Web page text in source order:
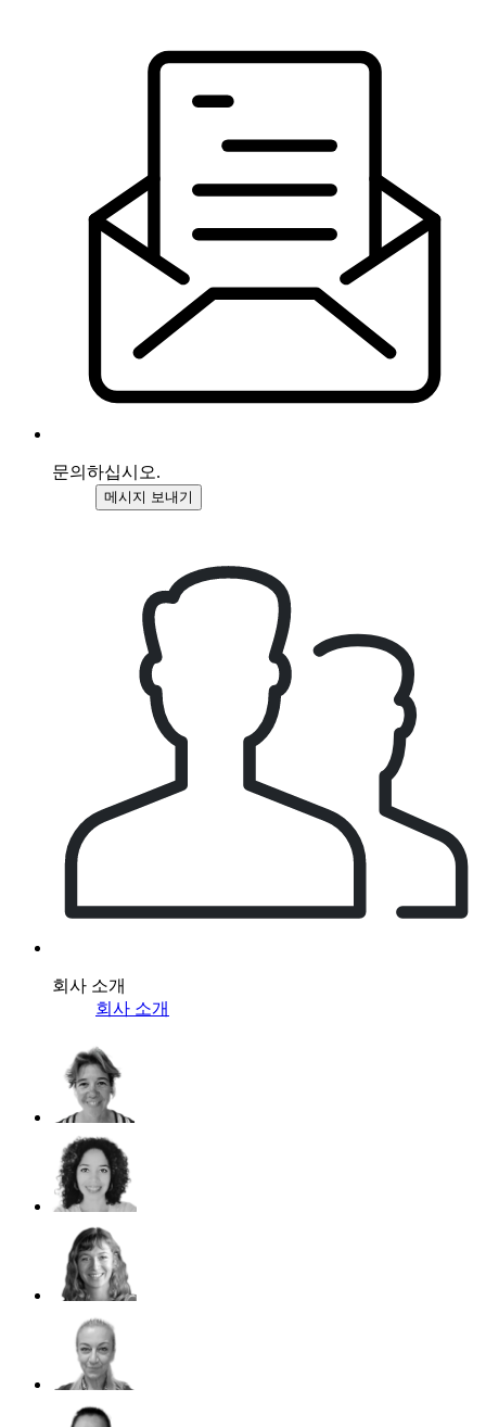
문의하십시오.
메시지 보내기
회사 소개
회사 소개